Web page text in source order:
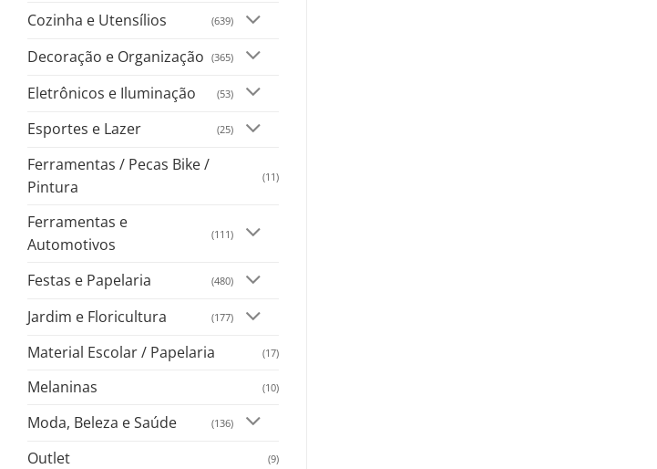
Cozinha e Utensílios (639)
Decoração e Organização (365)
Eletrônicos e Iluminação (53)
Esportes e Lazer (25)
Ferramentas / Pecas Bike /
Pintura
(11)
Ferramentas e
Automotivos
(111)
Festas e Papelaria (480)
Jardim e Floricultura (177)
Material Escolar / Papelaria (17)
Melaninas (10)
Moda, Beleza e Saúde (136)
Outlet (9)